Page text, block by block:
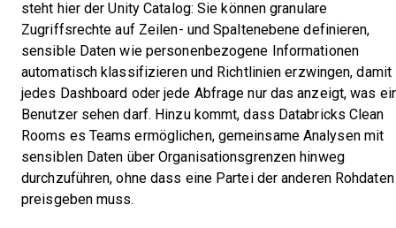
steht hier der Unity Catalog: Sie können granulare
Zugriffsrechte auf Zeilen- und Spaltenebene definieren,
sensible Daten wie personenbezogene Informationen
automatisch klassifizieren und Richtlinien erzwingen, damit
jedes Dashboard oder jede Abfrage nur das anzeigt, was
Benutzer sehen darf. Hinzu kommt, dass Databricks Clean
Rooms es Teams ermöglichen, gemeinsame Analysen mit
sensiblen Daten über Organisationsgrenzen hinweg
durchzuführen, ohne dass eine Partei der anderen Rohdaten
preisgeben muss.